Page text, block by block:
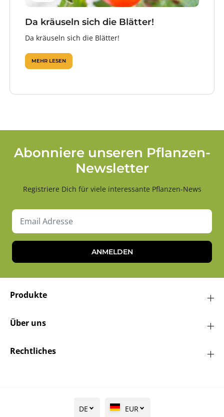
Da kräuseln sich die Blätter!
Da kräuseln sich die Blätter!
MEHR LESEN
Abonniere unseren Pflanzen-
Newsletter
Registriere Dich für viele interessante Pflanzen-News
ANMELDEN
Produkte
Über uns
Rechtliches
DE EUR